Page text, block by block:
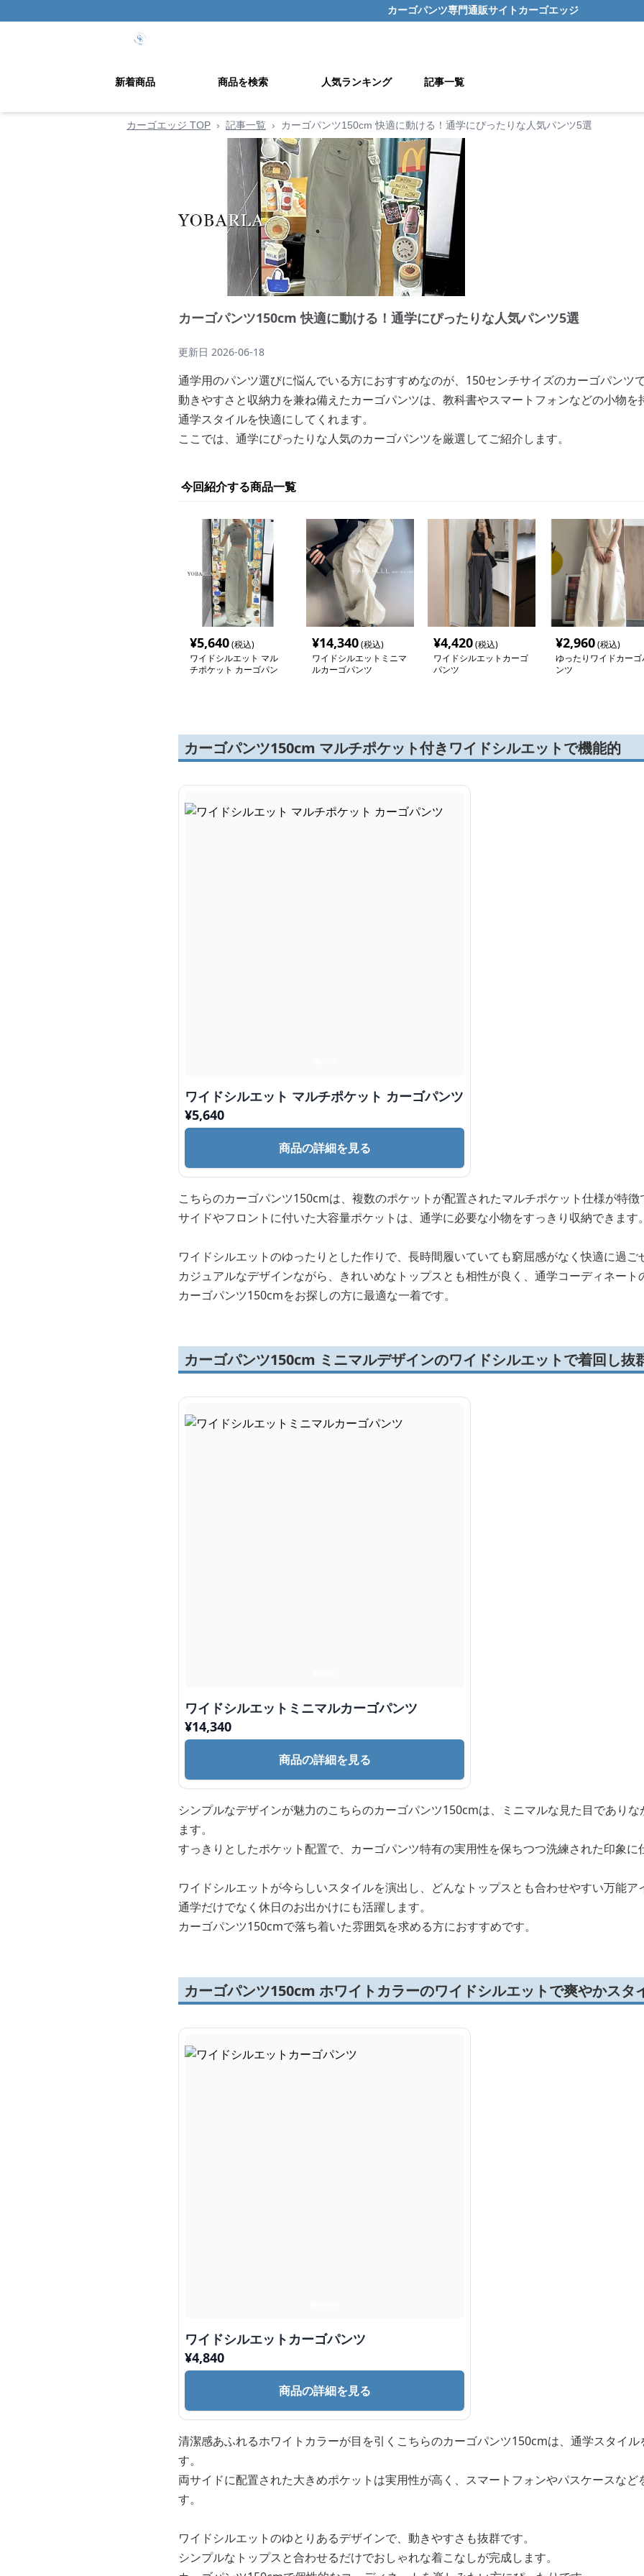
カーゴパンツ専門通販サイト カーゴエッジ
新着商品 商品を検索 人気ランキング 記事一覧
カーゴエッジ TOP › 記事一覧 › カーゴパンツ150cm 快適に動ける！通学にぴったりな人気パンツ5選
カーゴパンツ150cm 快適に動ける！通学にぴったりな人気パンツ5選
更新日 2026-06-18
通学用のパンツ選びに悩んでいる方におすすめなのが、150センチサイズのカーゴパンツ
動きやすさと収納力を兼ね備えたカーゴパンツは、教科書やスマートフォンなどの小物
通学スタイルを快適にしてくれます。
ここでは、通学にぴったりな人気のカーゴパンツを厳選してご紹介します。
今回紹介する商品一覧
¥5,640(税込)
ワイドシルエット マル
チポケット カーゴパン
¥14,340(税込)
ワイドシルエットミニマ
ルカーゴパンツ
¥4,420(税込)
ワイドシルエットカーゴ
パンツ
¥2,960(税込)
ゆったりワイドカーゴ
ンツ
カーゴパンツ150cm マルチポケット付きワイドシルエットで機能的
ワイドシルエット マルチポケット カーゴパンツ
¥5,640
商品の詳細を見る
こちらのカーゴパンツ150cmは、複数のポケットが配置されたマルチポケット仕様が特徴
サイドやフロントに付いた大容量ポケットは、通学に必要な小物をすっきり収納できます
ワイドシルエットのゆったりとした作りで、長時間履いていても窮屈感がなく快適に過ご
カジュアルなデザインながら、きれいめなトップスとも相性が良く、通学コーディネート
カーゴパンツ150cmをお探しの方に最適な一着です。
カーゴパンツ150cm ミニマルデザインのワイドシルエットで着回し抜
ワイドシルエットミニマルカーゴパンツ
¥14,340
商品の詳細を見る
シンプルなデザインが魅力のこちらのカーゴパンツ150cmは、ミニマルな見た目であり
ます。
すっきりとしたポケット配置で、カーゴパンツ特有の実用性を保ちつつ洗練された印象に
ワイドシルエットが今らしいスタイルを演出し、どんなトップスとも合わせやすい万能ア
通学だけでなく休日のお出かけにも活躍します。
カーゴパンツ150cmで落ち着いた雰囲気を求める方におすすめです。
カーゴパンツ150cm ホワイトカラーのワイドシルエットで爽やかスタ
ワイドシルエットカーゴパンツ
¥4,840
商品の詳細を見る
清潔感あふれるホワイトカラーが目を引くこちらのカーゴパンツ150cmは、通学スタイ
す。
両サイドに配置された大きめポケットは実用性が高く、スマートフォンやパスケースな
す。
ワイドシルエットのゆとりあるデザインで、動きやすさも抜群です。
シンプルなトップスと合わせるだけでおしゃれな着こなしが完成します。